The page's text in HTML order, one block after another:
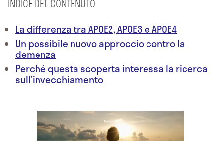
INDICE DEL CONTENUTO
La differenza tra APOE2, APOE3 e APOE4
Un possibile nuovo approccio contro la
demenza
Perché questa scoperta interessa la ricerca
sull’invecchiamento